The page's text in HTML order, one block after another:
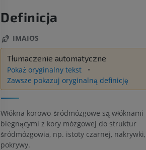
Definicja
IMAIOS
Tłumaczenie automatyczne
Pokaż oryginalny tekst
Zawsze pokazuj oryginalną definicję
Włókna korowo-śródmózgowe są włóknami
biegnącymi z kory mózgowej do struktur
śródmózgowia, np. istoty czarnej, nakrywki,
pokrywy.